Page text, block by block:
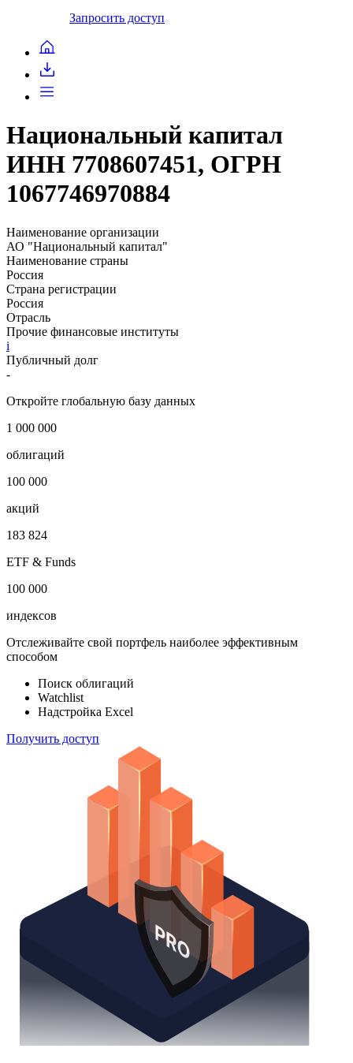
Запросить доступ
Национальный капитал
ИНН 7708607451, ОГРН
1067746970884
Наименование организации
АО "Национальный капитал"
Наименование страны
Россия
Страна регистрации
Россия
Отрасль
Прочие финансовые институты
i
Публичный долг
-
Откройте глобальную базу данных
1 000 000
облигаций
100 000
акций
183 824
ETF & Funds
100 000
индексов
Отслеживайте свой портфель наиболее эффективным
способом
Поиск облигаций
Watchlist
Надстройка Excel
Получить доступ